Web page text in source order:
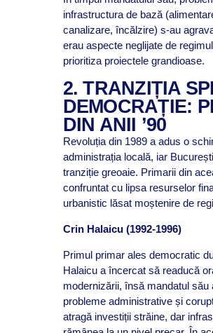
infrastructura de bază
canalizare, încălzire) s-au
erau aspecte neglijate de
prioritiza proiectele grandioase.
2. TRANZIȚIA
DEMOCRAȚIE:
DIN ANII ’90
Revoluția din 1989 a adus o
administrația locală, iar
tranziție greoaie. Primarii din
confruntat cu lipsa resurselor
urbanistic lăsat moștenire de
Crin Halaicu (1992-1996)
Primul primar ales democratic
Halaicu a încercat să readucă
modernizării, însă mandatul său
probleme administrative și
atragă investiții străine, dar